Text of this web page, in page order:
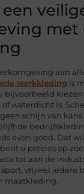
met
aan
werkkleding is
bijvoorbeeld
waterdicht is.
schijn van kans
de
even goed. Dat
u precies op
tot aan de
vrijwel iedere
maatkleding.